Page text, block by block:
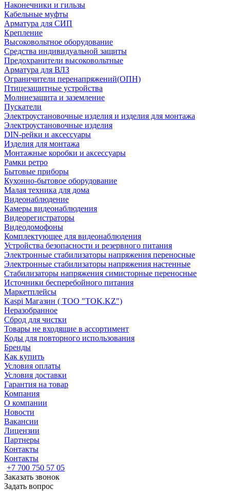
Наконечники и гильзы
Кабельные муфты
Арматура для СИП
Крепление
Высоковольтное оборудование
Средства индивидуальной защиты
Предохранители высоковольтные
Арматура для ВЛЗ
Ограничители перенапряжений(ОПН)
Птицезащитные устройства
Молниезащита и заземление
Пускатели
Электроустановочные изделия и изделия для монтажа
Электроустановочные изделия
DIN-рейки и аксессуары
Изделия для монтажа
Монтажные коробки и аксессуары
Рамки ретро
Бытовые приборы
Кухонно-бытовое оборудование
Малая техника для дома
Видеонаблюдение
Камеры видеонаблюдения
Видеорегистраторы
Видеодомофоны
Комплектующее для видеонаблюдения
Устройства безопасности и резервного питания
Электронные стабилизаторы напряжения переносные
Электронные стабилизаторы напряжения настенные
Стабилизаторы напряжения симисторные переносные
Источники бесперебойного питания
Маркетплейсы
Kaspi Магазин ( ТОО "TOK.KZ")
Неразобранное
Сброд для чистки
Товары не входящие в ассортимент
Коды для повторного использования
Бренды
Как купить
Условия оплаты
Условия доставки
Гарантия на товар
Компания
О компании
Новости
Вакансии
Лицензии
Партнеры
Контакты
Контакты
+7 700 750 57 05
Заказать звонок
Задать вопрос